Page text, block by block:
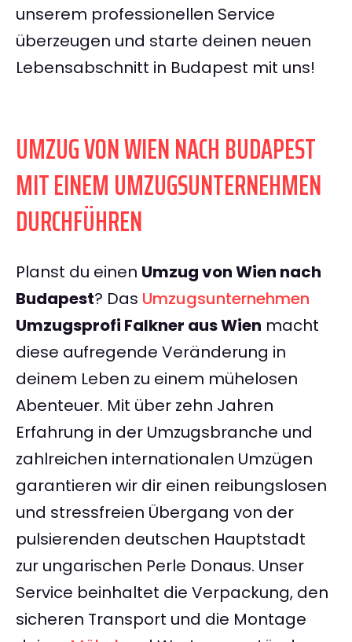
unserem professionellen Service
überzeugen und starte deinen neuen
Lebensabschnitt in Budapest mit uns!
UMZUG VON WIEN NACH BUDAPEST
MIT EINEM UMZUGSUNTERNEHMEN
DURCHFÜHREN
Planst du einen Umzug von Wien nach
Budapest? Das Umzugsunternehmen
Umzugsprofi Falkner aus Wien macht
diese aufregende Veränderung in
deinem Leben zu einem mühelosen
Abenteuer. Mit über zehn Jahren
Erfahrung in der Umzugsbranche und
zahlreichen internationalen Umzügen
garantieren wir dir einen reibungslosen
und stressfreien Übergang von der
pulsierenden deutschen Hauptstadt
zur ungarischen Perle Donaus. Unser
Service beinhaltet die Verpackung, den
sicheren Transport und die Montage